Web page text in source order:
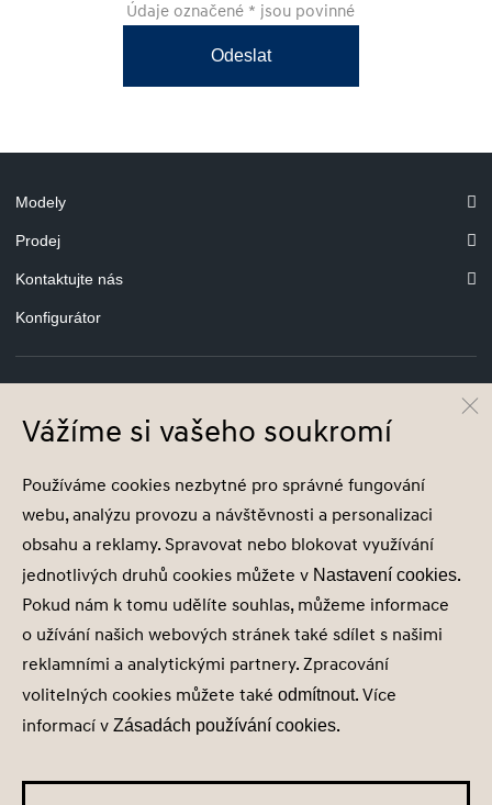
Údaje označené * jsou povinné
Odeslat
Modely
Prodej
Kontaktujte nás
Konfigurátor
© Hyundai Motor Czech s.r.o.
Společnost je zapsána v obchodním rejstříku vedeném u Městského soudu v
Praze, oddíl C, vložka 202215, IČ 29127289
Nastavení cookies
Zásady zpracování osobních údajů
Seznam příjemců
Správa souhlasů
Obchodní podmínky
Vážíme si vašeho soukromí
Používáme cookies nezbytné pro správné fungování
webu, analýzu provozu a návštěvnosti a personalizaci
obsahu a reklamy. Spravovat nebo blokovat využívání
jednotlivých druhů cookies můžete v Nastavení cookies.
Pokud nám k tomu udělíte souhlas, můžeme informace
o užívání našich webových stránek také sdílet s našimi
reklamními a analytickými partnery. Zpracování
volitelných cookies můžete také odmítnout. Více
informací v Zásadách používání cookies.